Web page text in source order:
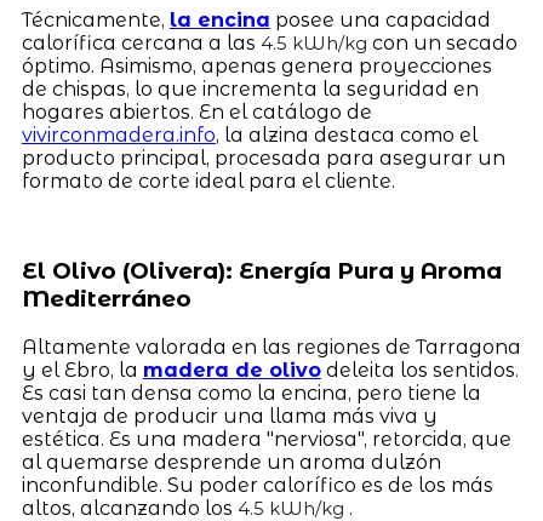
Técnicamente, la encina posee una capacidad
calorífica cercana a las 4.5 kWh/kg con un secado
óptimo. Asimismo, apenas genera proyecciones
de chispas, lo que incrementa la seguridad en
hogares abiertos. En el catálogo de
vivirconmadera.info, la alzina destaca como el
producto principal, procesada para asegurar un
formato de corte ideal para el cliente.
El Olivo (Olivera): Energía Pura y Aroma
Mediterráneo
Altamente valorada en las regiones de Tarragona
y el Ebro, la madera de olivodeleita los sentidos.
Es casi tan densa como la encina, pero tiene la
ventaja de producir una llama más viva y
estética. Es una madera "nerviosa", retorcida, que
al quemarse desprende un aroma dulzón
inconfundible. Su poder calorífico es de los más
altos, alcanzando los 4.5 kWh/kg .